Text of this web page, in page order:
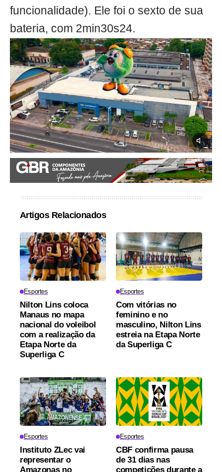
funcionalidade). Ele foi o sexto de sua
bateria, com 2min30s24.
Artigos Relacionados
Esportes
Nilton Lins coloca
Manaus no mapa
nacional do voleibol
com a realização da
Etapa Norte da
Superliga C
Esportes
Com vitórias no
feminino e no
masculino, Nilton Lins
estreia na Etapa Norte
da Superliga C
Esportes
Instituto ZLec vai
representar o
Amazonas no
Esportes
CBF confirma pausa
de 31 dias nas
competições durante a